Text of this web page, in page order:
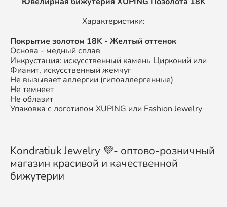
Характеристики:
Покрытие золотом 18K - Желтый оттенок
Основа - медный сплав
Инкрустация: искусственный камень Цирконий или
Фианит, искусственный жемчуг
Не вызывает аллергии (гипоаллергенные)
Не темнеет
Не облазит
Упаковка с логотипом XUPING или Fashion Jewelry
Kondratiuk Jewelry 💜- оптово-розничный
магазин красивой и качественной
бижутерии